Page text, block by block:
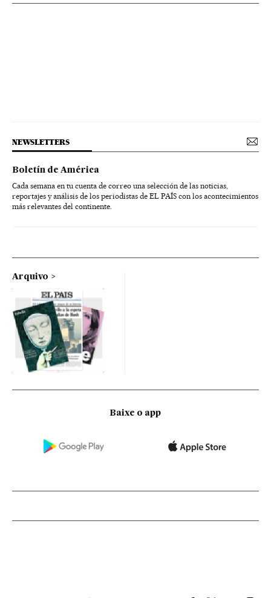
NEWSLETTERS
Boletín de América
Cada semana en tu cuenta de correo una selección de las noticias,
reportajes y análisis de los periodistas de EL PAÍS con los acontecimientos
más relevantes del continente.
Arquivo
Baixe o app